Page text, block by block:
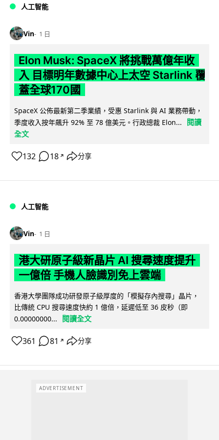
人工智能
Vin 1 日
Elon Musk: SpaceX 將挑戰萬億年收
入 目標明年數據中心上太空 Starlink 覆
蓋全球170國
SpaceX 公佈最新第二季業績，受惠 Starlink 與 AI 業務帶動，
季度收入按年飆升 92% 至 78 億美元。行政總裁 Elon...
閱讀
全文
132 18 ↗ 分享
人工智能
Vin 1 日
港大研原子級新晶片 AI 搜尋速度提升
一億倍 手機人臉識別免上雲端
香港大學團隊成功研發原子級厚度的「模擬存內搜尋」晶片，
比傳統 CPU 搜尋速度快約 1 億倍，延遲低至 36 皮秒（即
0.00000000...
閱讀全文
361 81 ↗ 分享
ADVERTISEMENT